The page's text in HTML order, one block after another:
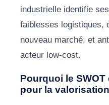
industrielle identifie
faiblesses logistiques,
nouveau marché, et
acteur low-cost.
Pourquoi le
pour la